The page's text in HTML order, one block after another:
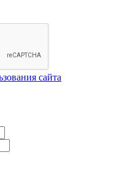
сайта